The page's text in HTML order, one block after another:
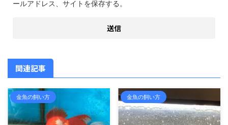
ールアドレス、サイトを保存する。
関連記事
金魚の飼い方 金魚の飼い方